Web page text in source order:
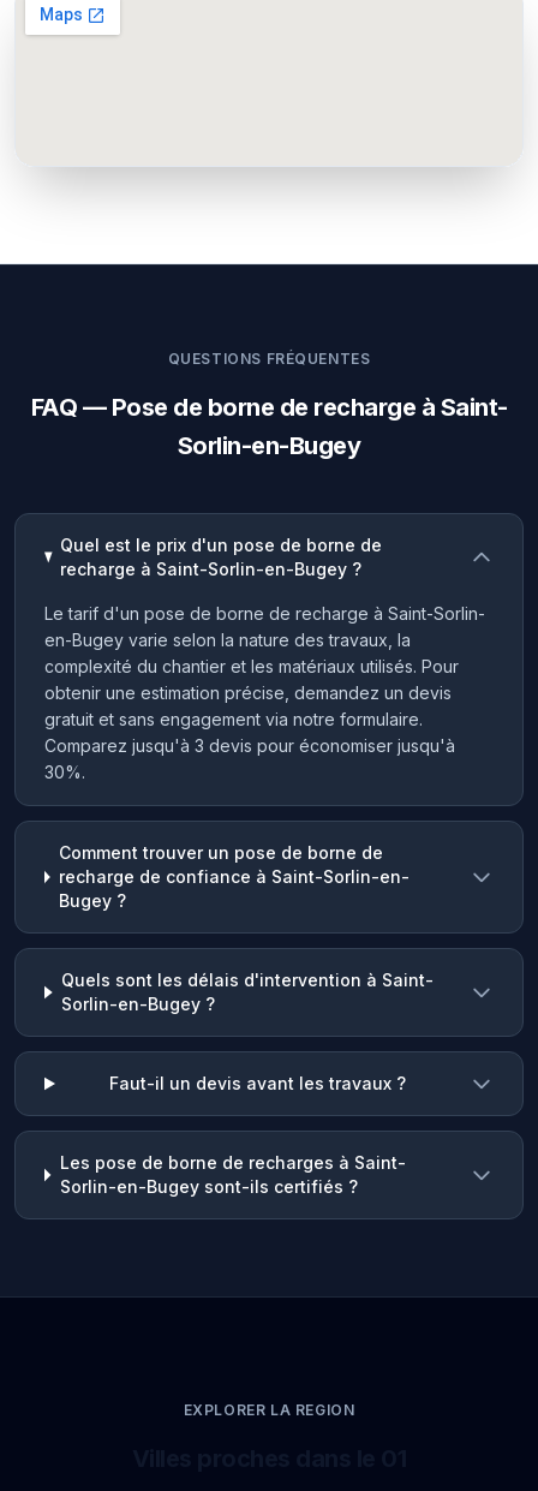
QUESTIONS FRÉQUENTES
FAQ — Pose de borne de recharge à Saint-
Sorlin-en-Bugey
Quel est le prix d'un pose de borne de
recharge à Saint-Sorlin-en-Bugey ?
Le tarif d'un pose de borne de recharge à Saint-Sorlin-
en-Bugey varie selon la nature des travaux, la
complexité du chantier et les matériaux utilisés. Pour
obtenir une estimation précise, demandez un devis
gratuit et sans engagement via notre formulaire.
Comparez jusqu'à 3 devis pour économiser jusqu'à
30%.
Comment trouver un pose de borne de
recharge de confiance à Saint-Sorlin-en-
Bugey ?
Quels sont les délais d'intervention à Saint-
Sorlin-en-Bugey ?
Faut-il un devis avant les travaux ?
Les pose de borne de recharges à Saint-
Sorlin-en-Bugey sont-ils certifiés ?
EXPLORER LA REGION